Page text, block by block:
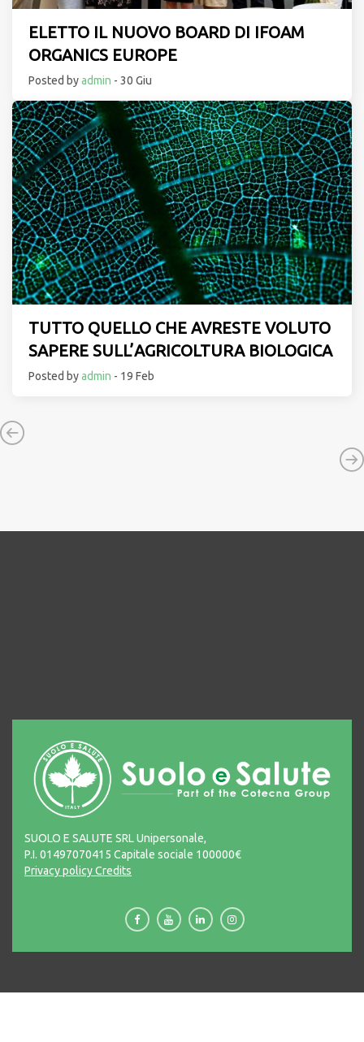
ELETTO IL NUOVO BOARD DI IFOAM
ORGANICS EUROPE
Posted byadmin - 30 Giu
TUTTO QUELLO CHE AVRESTE VOLUTO
SAPERE SULL’AGRICOLTURA BIOLOGICA
Posted byadmin - 19 Feb
SUOLO E SALUTE SRL Unipersonale,
P.I. 01497070415 Capitale sociale 100000€
Privacy policyCredits